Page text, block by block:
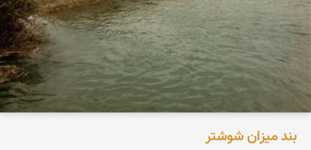
بند میزان شوشتر